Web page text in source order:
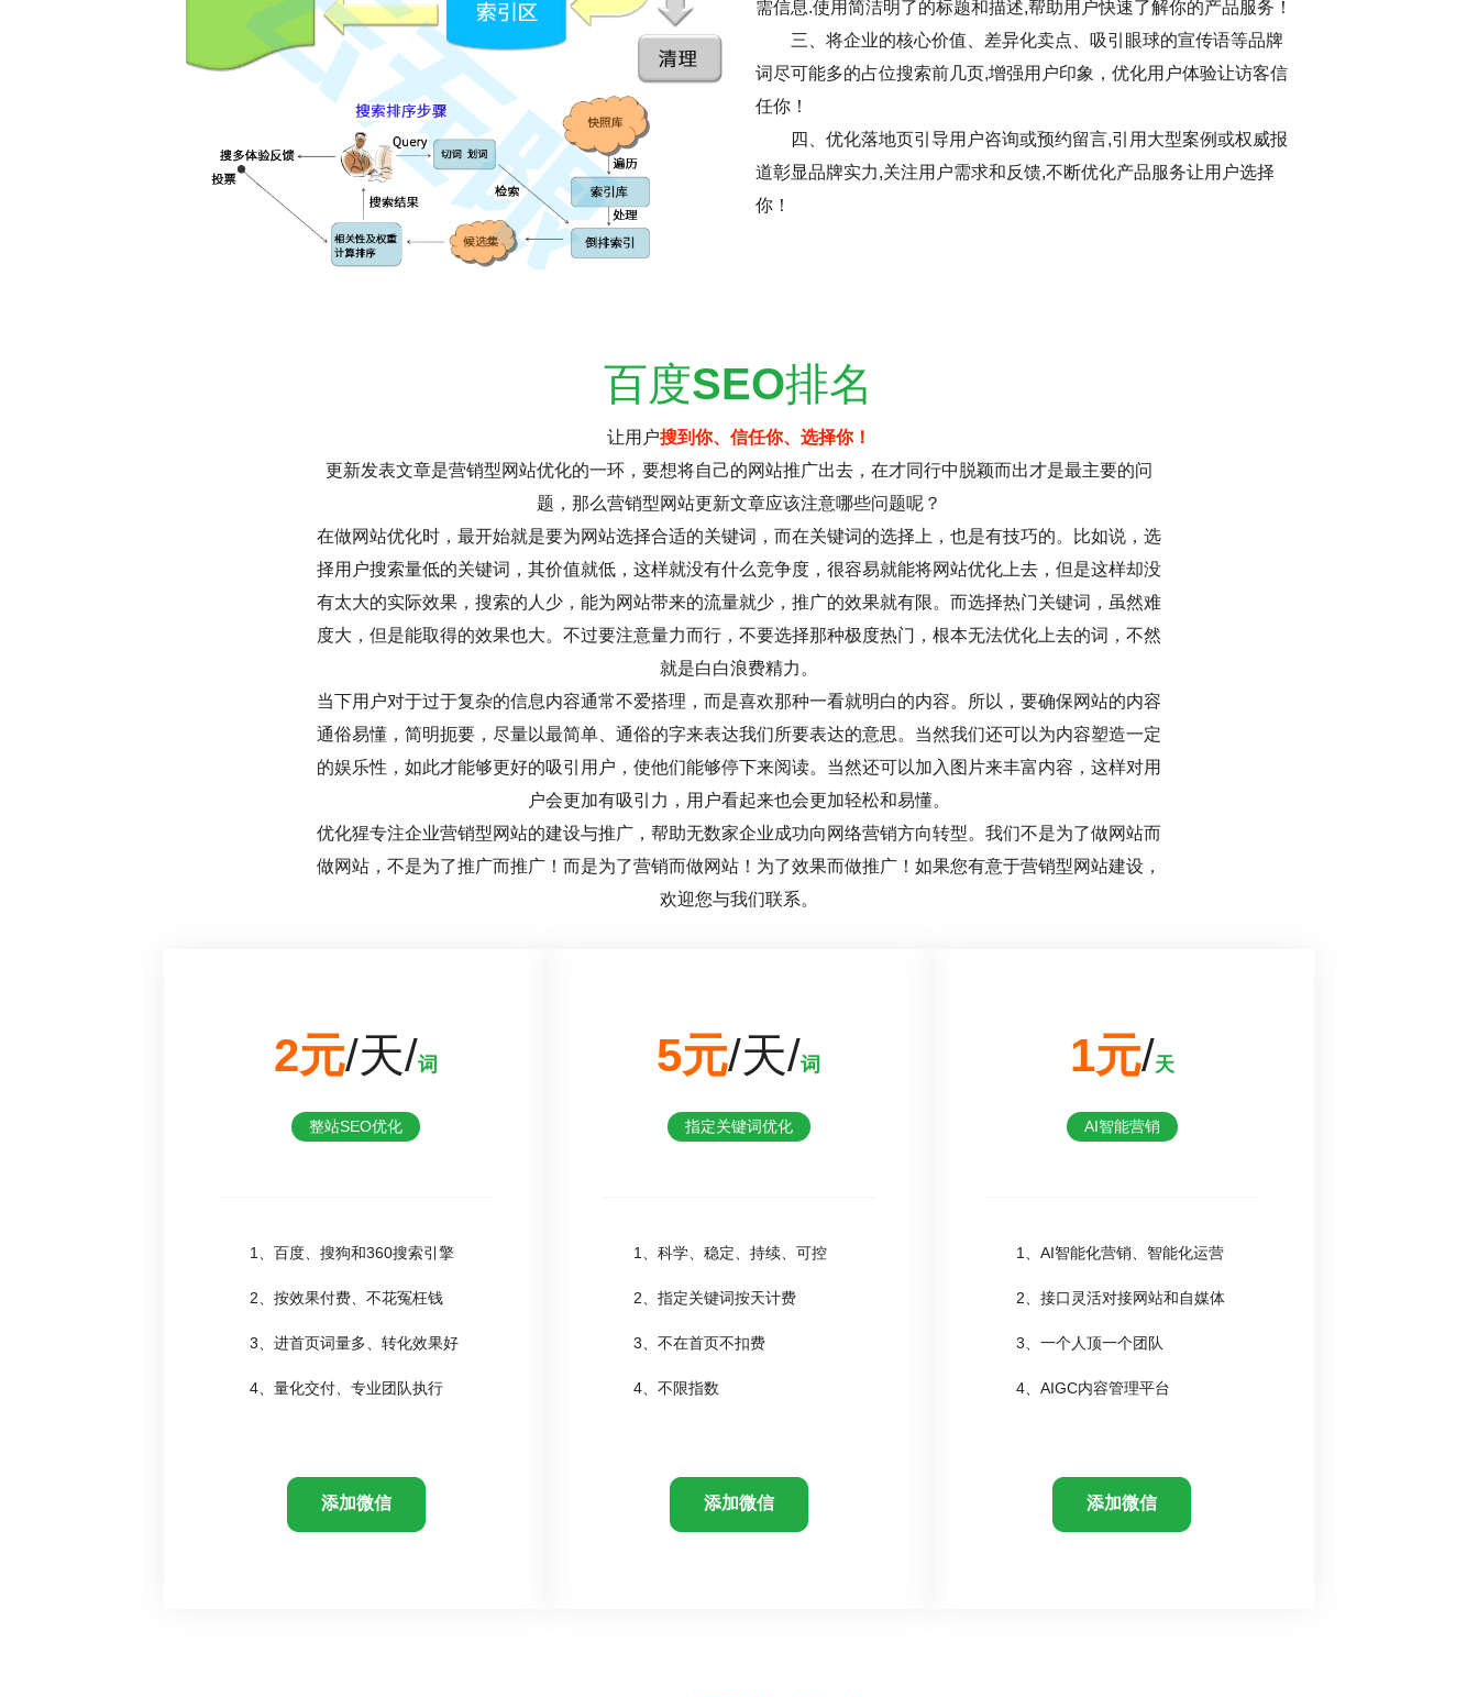
需信息.使用简洁明了的标题和描述,帮助用户快速了解你的产品服务！
三、将企业的核心价值、差异化卖点、吸引眼球的宣传语等品牌
词尽可能多的占位搜索前几页,增强用户印象，优化用户体验让访客信
任你！
四、优化落地页引导用户咨询或预约留言,引用大型案例或权威报
道彰显品牌实力,关注用户需求和反馈,不断优化产品服务让用户选择
你！
百度SEO排名
让用户搜到你、信任你、选择你！
更新发表文章是营销型网站优化的一环，要想将自己的网站推广出去，在才同行中脱颖而出才是最主要的问
题，那么营销型网站更新文章应该注意哪些问题呢？
在做网站优化时，最开始就是要为网站选择合适的关键词，而在关键词的选择上，也是有技巧的。比如说，选
择用户搜索量低的关键词，其价值就低，这样就没有什么竞争度，很容易就能将网站优化上去，但是这样却没
有太大的实际效果，搜索的人少，能为网站带来的流量就少，推广的效果就有限。而选择热门关键词，虽然难
度大，但是能取得的效果也大。不过要注意量力而行，不要选择那种极度热门，根本无法优化上去的词，不然
就是白白浪费精力。
当下用户对于过于复杂的信息内容通常不爱搭理，而是喜欢那种一看就明白的内容。所以，要确保网站的内容
通俗易懂，简明扼要，尽量以最简单、通俗的字来表达我们所要表达的意思。当然我们还可以为内容塑造一定
的娱乐性，如此才能够更好的吸引用户，使他们能够停下来阅读。当然还可以加入图片来丰富内容，这样对用
户会更加有吸引力，用户看起来也会更加轻松和易懂。
优化猩专注企业营销型网站的建设与推广，帮助无数家企业成功向网络营销方向转型。我们不是为了做网站而
做网站，不是为了推广而推广！而是为了营销而做网站！为了效果而做推广！如果您有意于营销型网站建设，
欢迎您与我们联系。
2元/天/词
整站SEO优化
1、百度、搜狗和360搜索引擎
2、按效果付费、不花冤枉钱
3、进首页词量多、转化效果好
4、量化交付、专业团队执行
添加微信
5元/天/词
指定关键词优化
1、科学、稳定、持续、可控
2、指定关键词按天计费
3、不在首页不扣费
4、不限指数
添加微信
1元/天
AI智能营销
1、AI智能化营销、智能化运营
2、接口灵活对接网站和自媒体
3、一个人顶一个团队
4、AIGC内容管理平台
添加微信